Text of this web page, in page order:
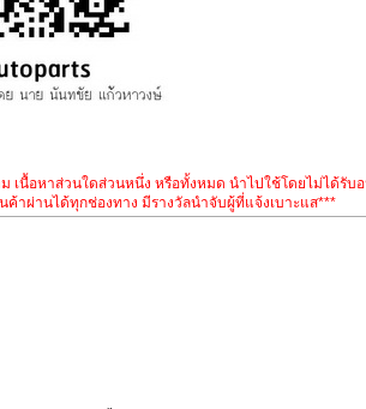
เนื้อหาส่วนใดส่วนหนึ่ง หรือทั้งหมด นำไปใช้โดยไม่ได้
าผ่านได้ทุกช่องทาง มีรางวัลนำจับผู้ที่แจ้งเบาะแส***